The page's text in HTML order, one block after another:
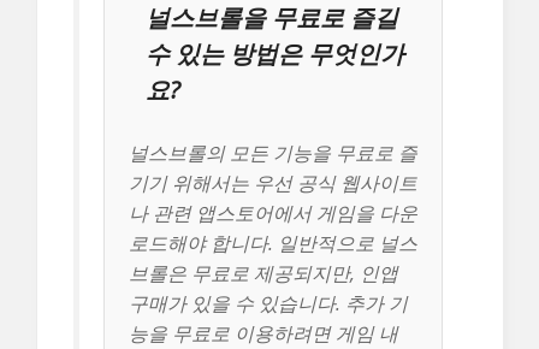
널스브롤을 무료로 즐길
수 있는 방법은 무엇인가
요?
널스브롤의 모든 기능을 무료로 즐
기기 위해서는 우선 공식 웹사이트
나 관련 앱스토어에서 게임을 다운
로드해야 합니다. 일반적으로 널스
브롤은 무료로 제공되지만, 인앱
구매가 있을 수 있습니다. 추가 기
능을 무료로 이용하려면 게임 내